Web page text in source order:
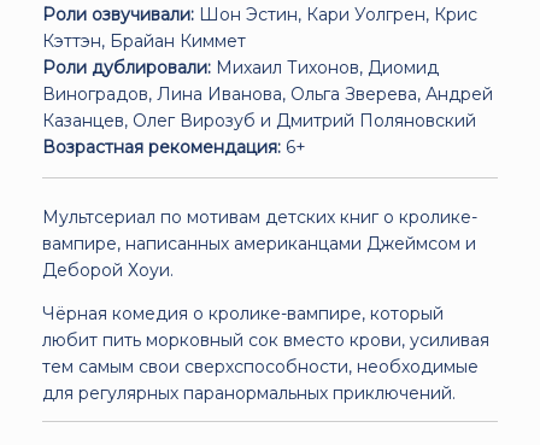
Роли озвучивали: Шон Эстин, Кари Уолгрен, Крис
Кэттэн, Брайан Киммет
Роли дублировали: Михаил Тихонов, Диомид
Виноградов, Лина Иванова, Ольга Зверева, Андрей
Казанцев, Олег Вирозуб и Дмитрий Поляновский
Возрастная рекомендация: 6+
Мультсериал по мотивам детских книг о кролике-
вампире, написанных американцами Джеймсом и
Деборой Хоуи.
Чёрная комедия о кролике-вампире, который
любит пить морковный сок вместо крови, усиливая
тем самым свои сверхспособности, необходимые
для регулярных паранормальных приключений.